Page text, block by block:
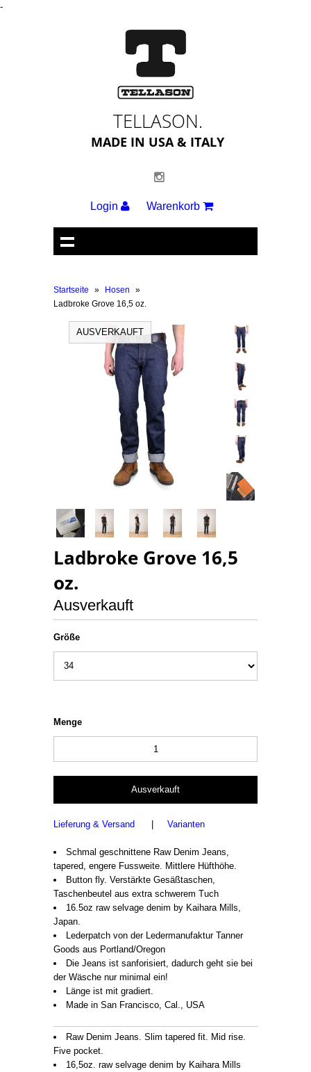
-
TELLASON.
MADE IN USA & ITALY
Login Warenkorb
Startseite » Hosen
»
Ladbroke Grove 16,5 oz.
AUSVERKAUFT
Ladbroke Grove 16,5
oz.
Ausverkauft
Größe
Menge
Lieferung & Versand Varianten
Schmal geschnittene Raw Denim Jeans,
tapered, engere Fussweite. Mittlere Hüfthöhe.
Button fly. Verstärkte Gesäßtaschen,
Taschenbeutel aus extra schwerem Tuch
16.5oz raw selvage denim by Kaihara Mills,
Japan.
Lederpatch von der Ledermanufaktur Tanner
Goods aus Portland/Oregon
Die Jeans ist sanforisiert, dadurch geht sie bei
der Wäsche nur minimal ein!
Länge ist mit gradiert.
Made in San Francisco, Cal., USA
Raw Denim Jeans. Slim tapered fit. Mid rise.
Five pocket.
16,5oz. raw selvage denim by Kaihara Mills